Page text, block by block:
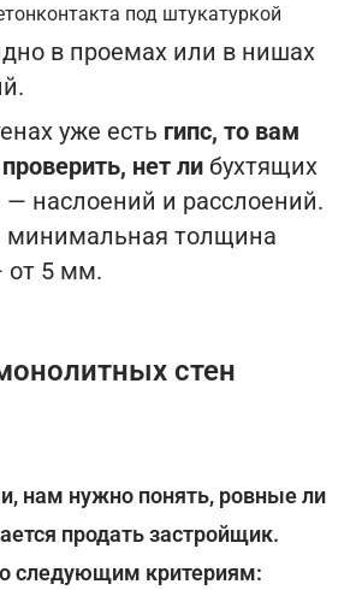
под штукатуркой
в проемах или в нишах
уже есть гипс, то вам
нет ли бухтящих
— наслоений и расслоений.
толщина
от 5 мм.
стен
нам нужно понять, ровные ли
продать застройщик.
следующим критериям: